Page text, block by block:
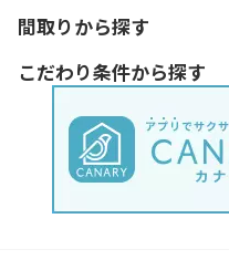
間取りから探す
こだわり条件から探す